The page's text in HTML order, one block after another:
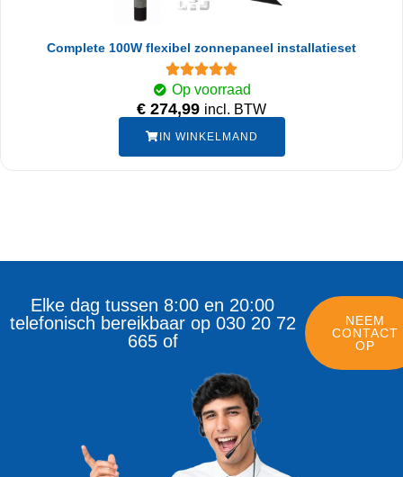
Complete 100W flexibel zonnepaneel installatieset
Op voorraad
€ 274,99 incl. BTW
IN WINKELMAND
Elke dag tussen 8:00 en 20:00
telefonisch bereikbaar op 030 20 72
665 of
NEEM
CONTACT
OP